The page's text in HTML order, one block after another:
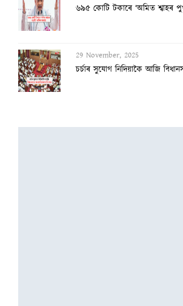
চৰ্চাৰ সুযোগ নিদিয়াকৈ আজি
29 November, 2025
পৰস্পৰক ‘হত্যাকাৰী’ বুলি ৪ৰ্থ দিনা
সাৱধান! কণীও ভেজাল হৈছে